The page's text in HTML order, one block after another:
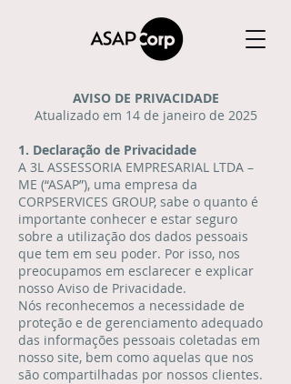
AVISO DE PRIVACIDADE
Atualizado em 14 de janeiro de 2025
1. Declaração de Privacidade
A 3L ASSESSORIA EMPRESARIAL LTDA –
ME (“ASAP”), uma empresa da
CORPSERVICES GROUP, sabe o quanto é
importante conhecer e estar seguro
sobre a utilização dos dados pessoais
que tem em seu poder. Por isso, nos
preocupamos em esclarecer e explicar
nosso Aviso de Privacidade.
Nós reconhecemos a necessidade de
proteção e de gerenciamento adequado
das informações pessoais coletadas em
nosso site, bem como aquelas que nos
são compartilhadas por nossos clientes.